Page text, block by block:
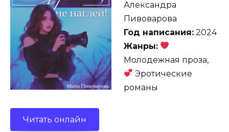
Александра
Пивоварова
Год написания: 2024
Жанры:
Молодежная проза,
Эротические
романы
Читать онлайн